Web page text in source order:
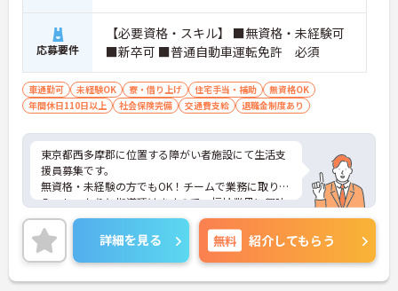
応募要件
【必要資格・スキル】 ■無資格・未経験可
■新卒可 ■普通自動車運転免許 必須
車通勤可 未経験OK 寮・借り上げ 住宅手当・補助
無資格OK
年間休日110日以上
社会保険完備 交通費支給 退職金制度あり
東京都西多摩郡に位置する障がい者施設にて生活支
援員募集です。
無資格・未経験の方でもOK！チームで業務に取り組
み、しっかりと指導頂けますので、福祉業界に興味
のある方なら誰でも安心してお仕事を始められます
♪
ご興味のある方には、面接対策ポイントなど、さら
に詳細をお話いたしますので、お気軽にご相談くだ
さい。
詳細を見る 無料 紹介してもらう